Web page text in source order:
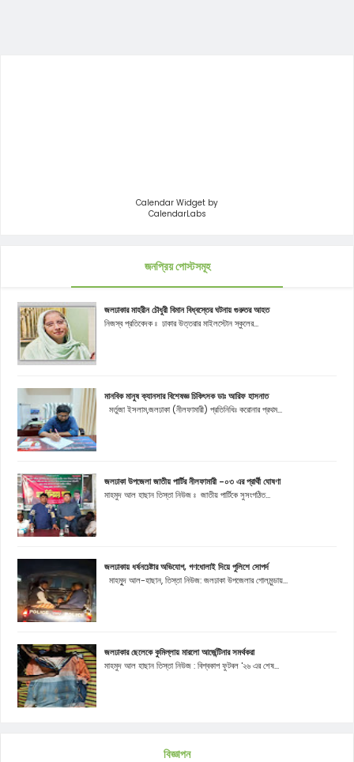
Calendar Widget by
CalendarLabs
জনপ্রিয় পোস্টসমূহ
জলঢাকার মাহরীন চৌধুরী বিমান বিধ্বস্তের ঘটনায় গুরুতর আহত
নিজস্ব প্রতিবেদক ঃ ঢাকার উত্তরার মাইলস্টোন স্কুলের...
মানবিক মানুষ ক্যানসার বিশেষজ্ঞ চিকিৎসক ডাঃ আরিফ হাসনাত
মর্তুজা ইসলাম,জলঢাকা (নীলফামারী) প্রতিনিধিঃ করোনার প্রথম...
জলঢাকা উপজেলা জাতীয় পার্টির নীলফামারী -০৩ এর প্রার্থী ঘোষণা
মাহমুদ আল হাছান তিস্তা নিউজ ঃ জাতীয় পার্টিকে সুসংগঠিত...
জলঢাকায় ধর্ষনচেষ্টার অভিযোগ, গণধোলাই দিয়ে পুলিশে সোপর্দ
মাহমুূদ আল-হাছান, তিস্তা নিউজ: জলঢাকা উপজেলার গোলমুন্ডায়...
জলঢাকার ছেলেকে কুমিল্লায় মারলো আর্জেন্টিনার সমর্থকরা
মাহমুদ আল হাছান তিস্তা নিউজ : বিশ্বকাপ ফুটবল '২৬ এর শেষ...
বিজ্ঞাপন